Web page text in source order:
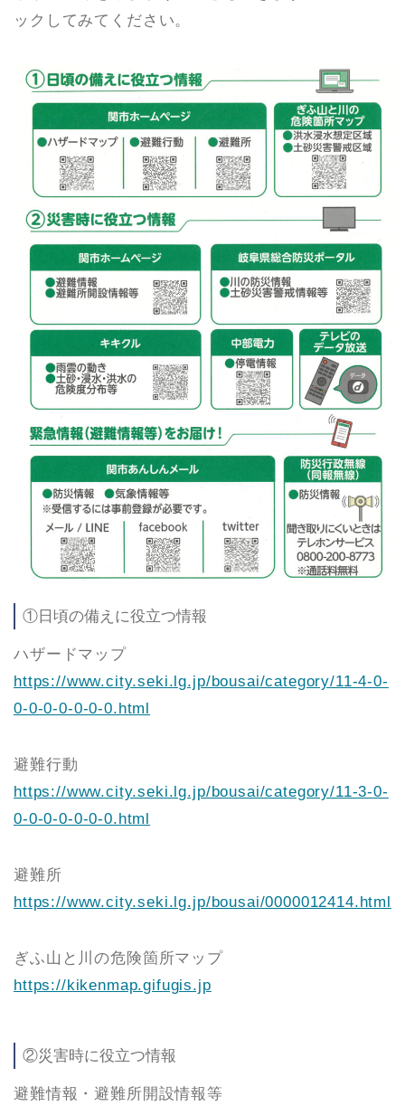
ックしてみてください。
①日頃の備えに役立つ情報
ハザードマップ
https://www.city.seki.lg.jp/bousai/category/11-4-0-
0-0-0-0-0-0-0.html
避難行動
https://www.city.seki.lg.jp/bousai/category/11-3-0-
0-0-0-0-0-0-0.html
避難所
https://www.city.seki.lg.jp/bousai/0000012414.html
ぎふ山と川の危険箇所マップ
https://kikenmap.gifugis.jp
②災害時に役立つ情報
避難情報・避難所開設情報等